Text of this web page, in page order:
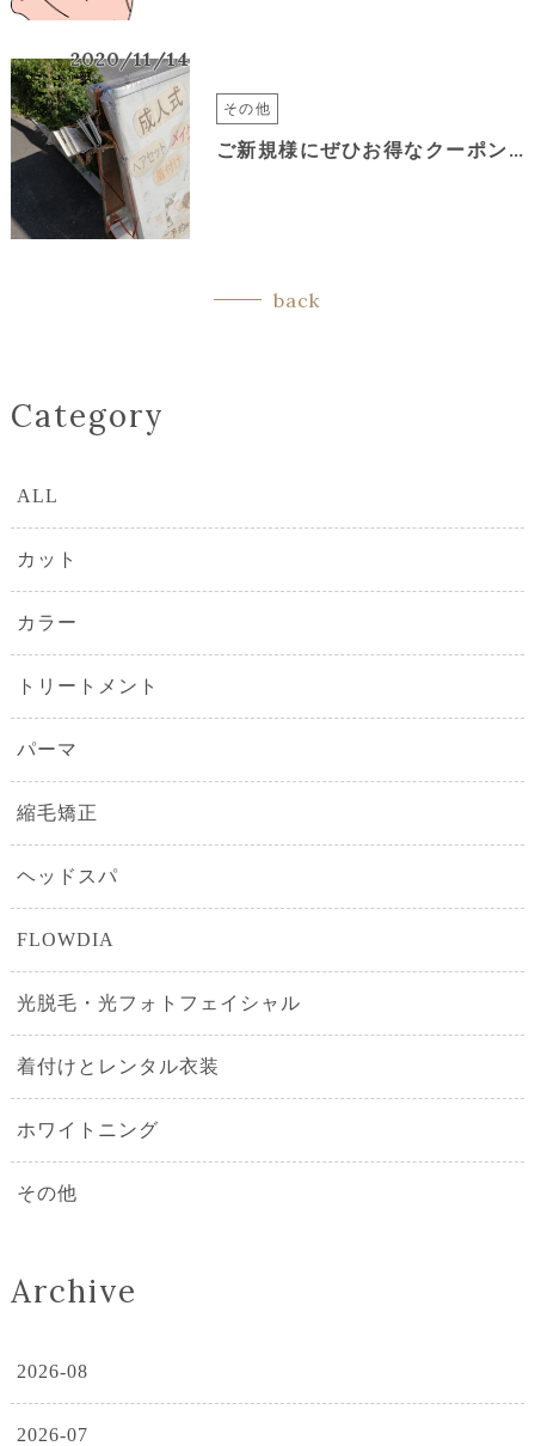
2020/11/14
その他
ご新規様にぜひお得なクーポンでお安くご来店してください
back
Category
ALL
カット
カラー
トリートメント
パーマ
縮毛矯正
ヘッドスパ
FLOWDIA
光脱毛・光フォトフェイシャル
着付けとレンタル衣装
ホワイトニング
その他
Archive
2026-08
2026-07